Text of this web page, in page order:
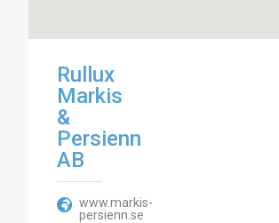
Rullux
Markis
&
Persienn
AB
www.markis-
persienn.se